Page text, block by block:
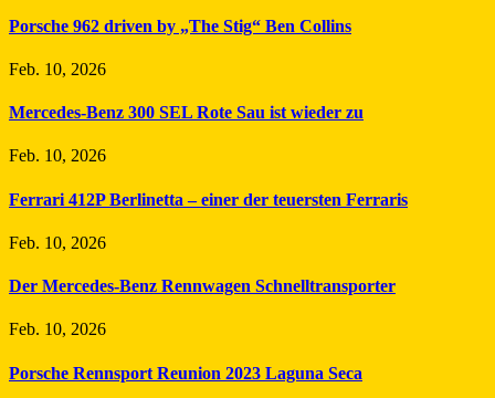
Porsche 962 driven by „The Stig“ Ben Collins
Feb. 10, 2026
Mercedes-Benz 300 SEL Rote Sau ist wieder zu
Feb. 10, 2026
Ferrari 412P Berlinetta – einer der teuersten Ferraris
Feb. 10, 2026
Der Mercedes-Benz Rennwagen Schnelltransporter
Feb. 10, 2026
Porsche Rennsport Reunion 2023 Laguna Seca